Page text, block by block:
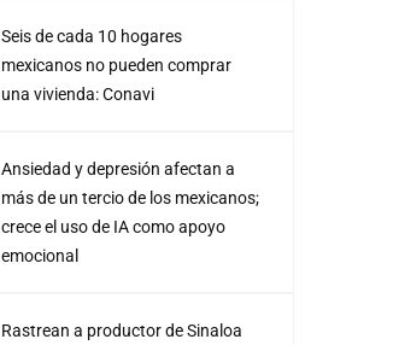
Seis de cada 10 hogares
mexicanos no pueden comprar
una vivienda: Conavi
Ansiedad y depresión afectan a
más de un tercio de los mexicanos;
crece el uso de IA como apoyo
emocional
Rastrean a productor de Sinaloa